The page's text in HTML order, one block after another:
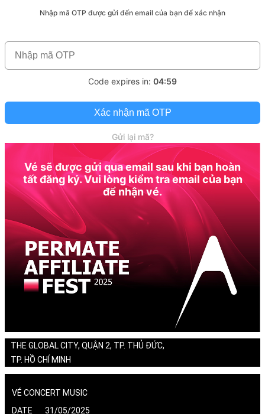
Nhập mã OTP được gửi đến email của bạn để xác nhận
Code expires in: 04:59
Xác nhận mã OTP
Gửi lại mã?
Vé sẽ được gửi qua email sau khi bạn hoàn
tất đăng ký. Vui lòng kiểm tra email của bạn
để nhận vé.
THE GLOBAL CITY, QUẬN 2, TP. THỦ ĐỨC,
TP. HỒ CHÍ MINH
VÉ CONCERT MUSIC
DATE 31/05/2025